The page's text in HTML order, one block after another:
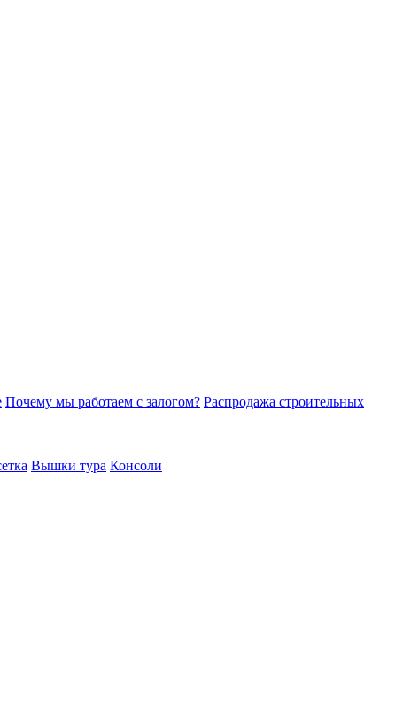
Почему мы работаем с залогом? Распродажа строительных
Вышки тура Консоли